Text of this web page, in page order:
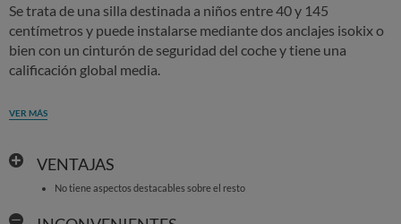
Se trata de una silla destinada a niños entre 40 y 145
centímetros y puede instalarse mediante dos anclajes isokix o
bien con un cinturón de seguridad del coche y tiene una
calificación global media.
VER MÁS
VENTAJAS
No tiene aspectos destacables sobre el resto